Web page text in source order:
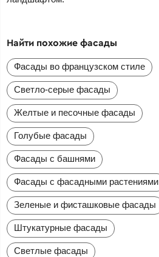
Найти похожие фасады
Фасады во французском стиле
Светло-серые фасады
Желтые и песочные фасады
Голубые фасады
Фасады с башнями
Фасады с фасадными растениями
Зеленые и фисташковые фасады
Штукатурные фасады
Светлые фасады